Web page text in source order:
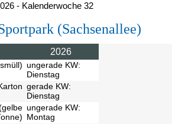
- Kalenderwoche 32
(Sachsenallee)
2026
ungerade KW:
Dienstag
gerade KW:
Dienstag
ungerade KW:
Montag